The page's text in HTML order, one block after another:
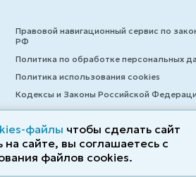
Правовой навигационный сервис по
РФ
Политика по обработке персональных
Политика использования cookies
Кодексы и Законы Российской
© ZAKONRF.INFO
файлы чтобы сделать сайт
сайте, вы соглашаетесь с
файлов cооkies.